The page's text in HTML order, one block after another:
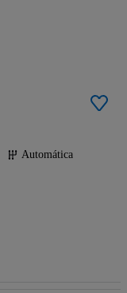
Automática